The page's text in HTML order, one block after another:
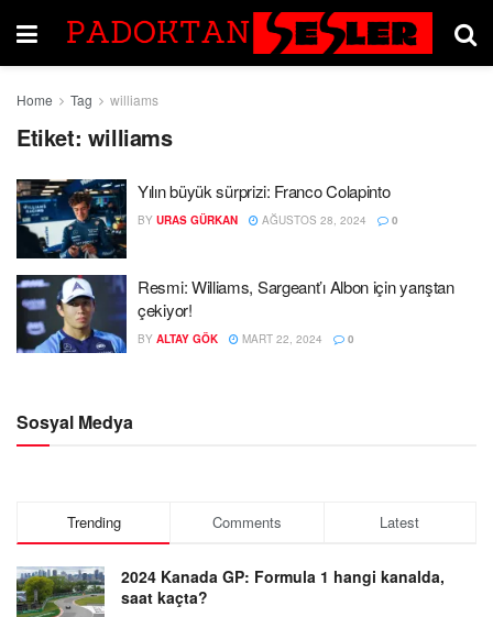
Home Tag williams
Etiket: williams
Yılın büyük sürprizi: Franco Colapinto
BY URAS GÜRKAN AĞUSTOS 28, 2024 0
Resmi: Williams, Sargeant’ı Albon için yarıştan
çekiyor!
BY ALTAY GÖK MART 22, 2024 0
Sosyal Medya
Trending Comments Latest
2024 Kanada GP: Formula 1 hangi kanalda,
saat kaçta?